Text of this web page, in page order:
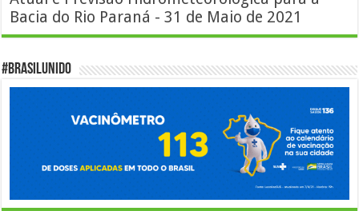
Bacia do Rio Paraná - 31 de Maio de 2021
#BrasilUnido